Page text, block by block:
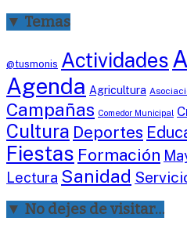
▼ Temas
@tusmonis Actividades
Agenda Agricultura
Campañas Comedor Municipal
Cultura Deportes
Fiestas Formación
Lectura Sanidad
▼ No dejes de visitar…